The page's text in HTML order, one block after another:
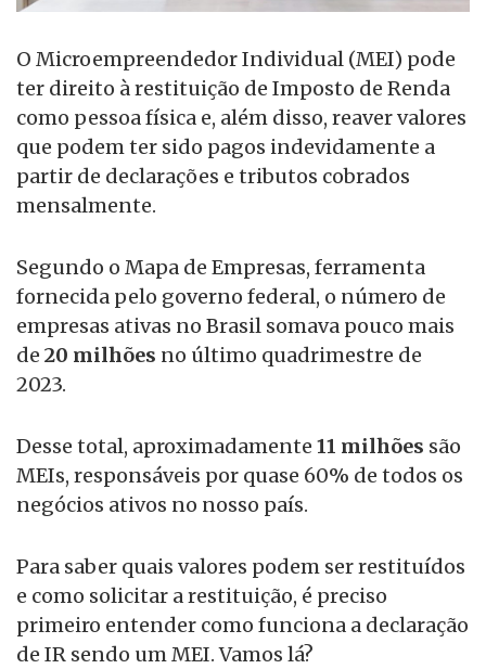
O Microempreendedor Individual (MEI) pode
ter direito à restituição de Imposto de Renda
como pessoa física e, além disso, reaver valores
que podem ter sido pagos indevidamente a
partir de declarações e tributos cobrados
mensalmente.
Segundo o Mapa de Empresas, ferramenta
fornecida pelo governo federal, o número de
empresas ativas no Brasil somava pouco mais
de 20 milhões no último quadrimestre de
2023.
Desse total, aproximadamente 11 milhões são
MEIs, responsáveis por quase 60% de todos os
negócios ativos no nosso país.
Para saber quais valores podem ser restituídos
e como solicitar a restituição, é preciso
primeiro entender como funciona a declaração
de IR sendo um MEI. Vamos lá?